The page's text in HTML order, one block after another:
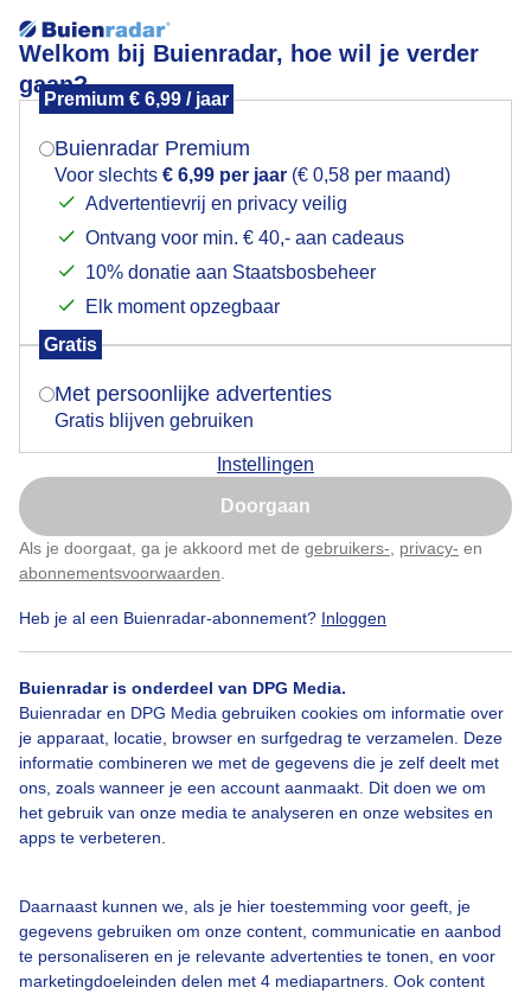
Welkom bij Buienradar, hoe wil je verder
gaan?
Premium € 6,99 / jaar
Buienradar Premium
Voor slechts € 6,99 per jaar (€ 0,58 per maand)
Advertentievrij en privacy veilig
Ontvang voor min. € 40,- aan cadeaus
10% donatie aan Staatsbosbeheer
Elk moment opzegbaar
Gratis
Met persoonlijke advertenties
Gratis blijven gebruiken
Instellingen
Doorgaan
Als je doorgaat, ga je akkoord met de gebruikers- privacy- en
abonnementsvoorwaarden
Heb je al een Buienradar-abonnement? Inloggen
Buienradar is onderdeel van DPG Media.
Buienradar en DPG Media gebruiken cookies om informatie over
je apparaat, locatie, browser en surfgedrag te verzamelen. Deze
informatie combineren we met de gegevens die je zelf deelt met
ons, zoals wanneer je een account aanmaakt. Dit doen we om
het gebruik van onze media te analyseren en onze websites en
apps te verbeteren.
Daarnaast kunnen we, als je hier toestemming voor geeft, je
gegevens gebruiken om onze content, communicatie en aanbod
te personaliseren en je relevante advertenties te tonen, en voor
marketingdoeleinden delen met 4 mediapartners. Ook content
Dreigende lucht met valstrepen vanmiddag
Dreigende lucht met valstrepen
Door: Joyce Derksen Gemaakt: 14-05-2026, 51x bekeken
Valstrepen Dreigendewolk
Een moment geduld aub...
Mogen we je locatie gebruiken voor het
Indien je hier nog geen akkoord op hebt gegeven,
verschijnt er zo een pop-up uit je browser waarin
Is goed, toon de popup
Nu niet, misschien later
Klik hierom dit aan te passen